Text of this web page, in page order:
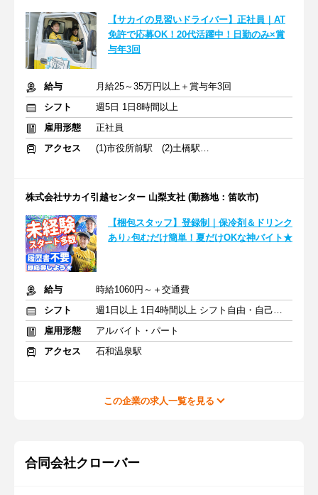
【サカイの見習いドライバー】正社員｜AT
免許で応募OK！20代活躍中！日勤のみ×賞
与年3回
給与
月給25～35万円以上＋賞与年3回
シフト
週5日 1日8時間以上
雇用形態
正社員
アクセス
(1)市役所前駅 (2)土橋駅 (3)宇頭駅
株式会社サカイ引越センター 山梨支社 (勤務地：笛吹市)
【梱包スタッフ】登録制｜保冷剤＆ドリンク
あり♪包むだけ簡単！夏だけOKな神バイト★
給与
時給1060円～＋交通費
シフト
週1日以上 1日4時間以上 シフト自由・自己申告
雇用形態
アルバイト・パート
アクセス
石和温泉駅
この企業の求人一覧を見る
合同会社クローバー